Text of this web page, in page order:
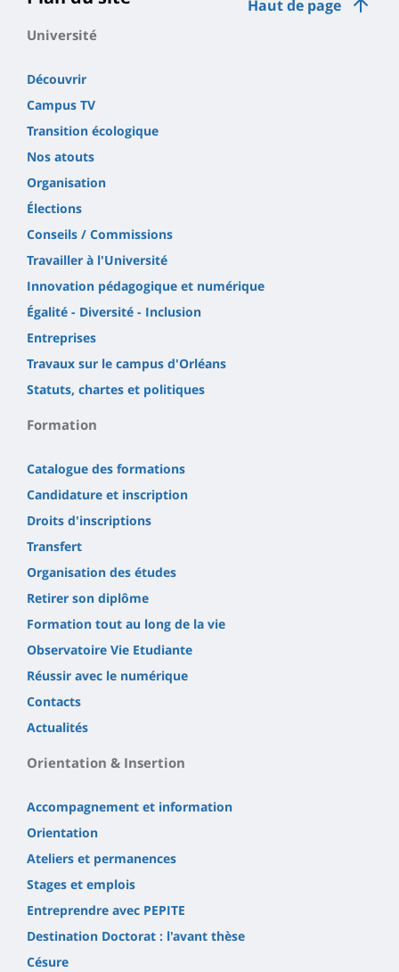
Haut de page
Université
Découvrir
Campus TV
Transition écologique
Nos atouts
Organisation
Élections
Conseils / Commissions
Travailler à l'Université
Innovation pédagogique et numérique
Égalité - Diversité - Inclusion
Entreprises
Travaux sur le campus d'Orléans
Statuts, chartes et politiques
Formation
Catalogue des formations
Candidature et inscription
Droits d'inscriptions
Transfert
Organisation des études
Retirer son diplôme
Formation tout au long de la vie
Observatoire Vie Etudiante
Réussir avec le numérique
Contacts
Actualités
Orientation & Insertion
Accompagnement et information
Orientation
Ateliers et permanences
Stages et emplois
Entreprendre avec PEPITE
Destination Doctorat : l'avant thèse
Césure